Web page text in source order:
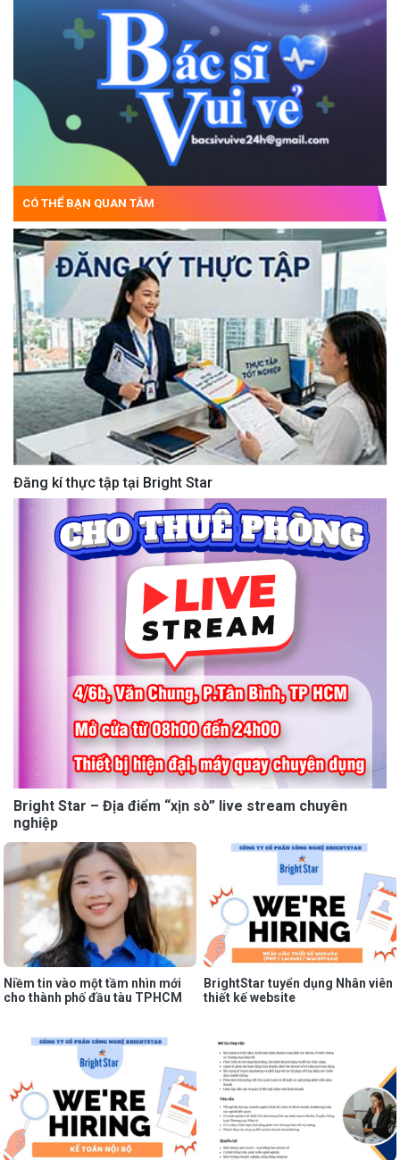
CÓ THỂ BẠN QUAN TÂM
Đăng kí thực tập tại Bright Star
Bright Star – Địa điểm “xịn sò” live stream chuyên
nghiệp
Niềm tin vào một tầm nhìn mới
cho thành phố đầu tàu TPHCM
BrightStar tuyển dụng Nhân viên
thiết kế website